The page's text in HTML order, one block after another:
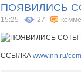
ПОЯВИЛИСЬ
15:25 27
ССЫЛКА www.nn.ru/